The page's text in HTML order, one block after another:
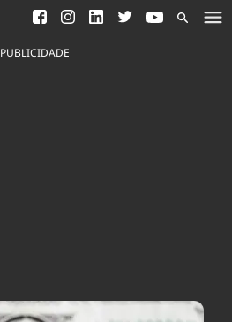
Saneamento
Indicadores
PUBLICIDADE